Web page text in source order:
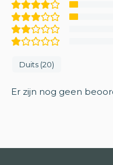
Duits (20)
Er zijn nog geen